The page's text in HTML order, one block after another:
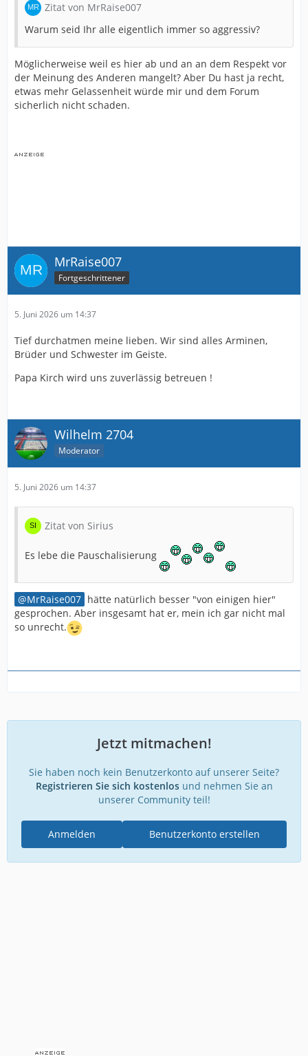
Zitat von MrRaise007
Warum seid Ihr alle eigentlich immer so aggressiv?
Möglicherweise weil es hier ab und an an dem Respekt vor
der Meinung des Anderen mangelt? Aber Du hast ja recht,
etwas mehr Gelassenheit würde mir und dem Forum
sicherlich nicht schaden.
MrRaise007
Fortgeschrittener
5. Juni 2026 um 14:37
Tief durchatmen meine lieben. Wir sind alles Arminen,
Brüder und Schwester im Geiste.
Papa Kirch wird uns zuverlässig betreuen !
Wilhelm 2704
Moderator
5. Juni 2026 um 14:37
Zitat von Sirius
Es lebe die Pauschalisierung
MrRaise007 hätte natürlich besser "von einigen hier"
gesprochen. Aber insgesamt hat er, mein ich gar nicht mal
so unrecht.
Jetzt mitmachen!
Sie haben noch kein Benutzerkonto auf unserer Seite?
Registrieren Sie sich kostenlosund nehmen Sie an
unserer Community teil!
Benutzerkonto erstellen
Anmelden